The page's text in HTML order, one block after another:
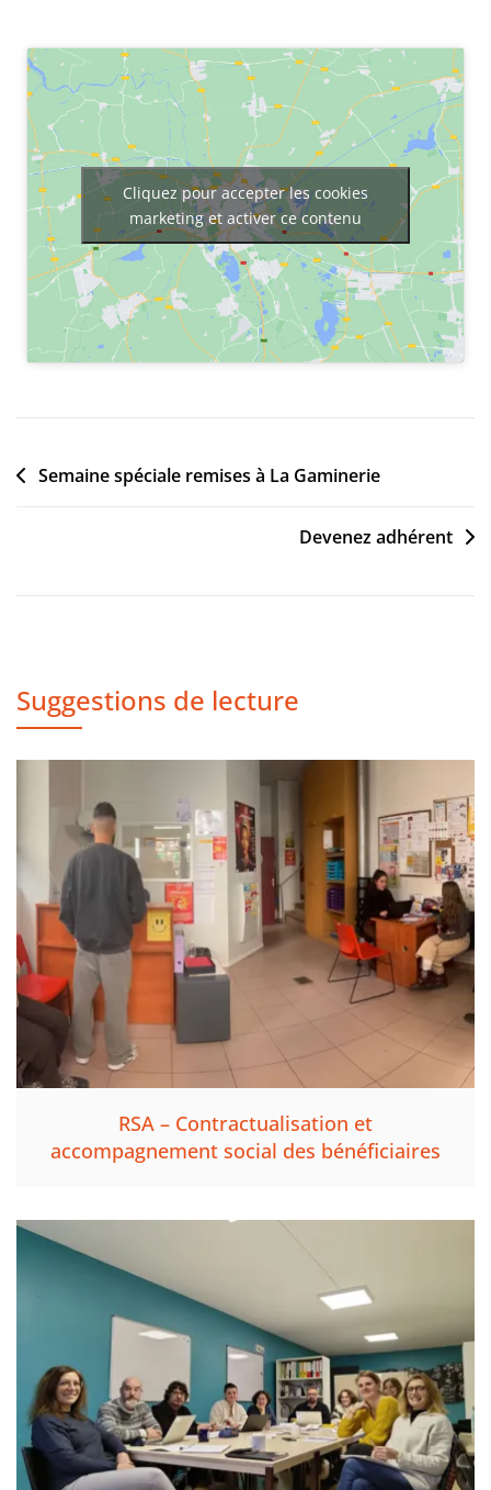
Cliquez pour accepter les cookies
marketing et activer ce contenu
J
I
5
Semaine spéciale remises à La Gaminerie
Devenez adhérent
Suggestions de lecture
RSA – Contractualisation et
accompagnement social des bénéficiaires